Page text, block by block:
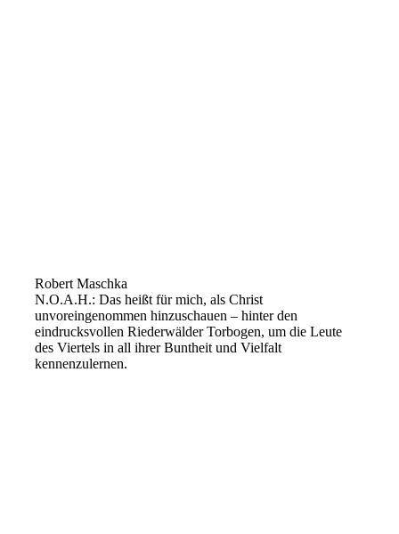
Robert Maschka
N.O.A.H.: Das heißt für mich, als Christ
unvoreingenommen hinzuschauen – hinter den
eindrucksvollen Riederwälder Torbogen, um die Leute
des Viertels in all ihrer Buntheit und Vielfalt
kennenzulernen.